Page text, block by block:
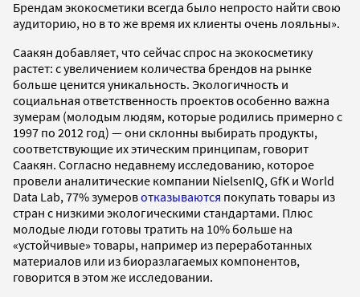
Брендам экокосметики всегда было непросто найти свою
аудиторию, но в то же время их клиенты очень лояльны».
Саакян добавляет, что сейчас спрос на экокосметику
растет: с увеличением количества брендов на рынке
больше ценится уникальность. Экологичность и
социальная ответственность проектов особенно важна
зумерам (молодым людям, которые родились примерно с
1997 по 2012 год) — они склонны выбирать продукты,
соответствующие их этическим принципам, говорит
Саакян. Согласно недавнему исследованию, которое
провели аналитические компании NielsenIQ, GfK и World
Data Lab, 77% зумеровотказываются покупать товары из
стран с низкими экологическими стандартами. Плюс
молодые люди готовы тратить на 10% больше на
«устойчивые» товары, например из переработанных
материалов или из биоразлагаемых компонентов,
говорится в этом же исследовании.